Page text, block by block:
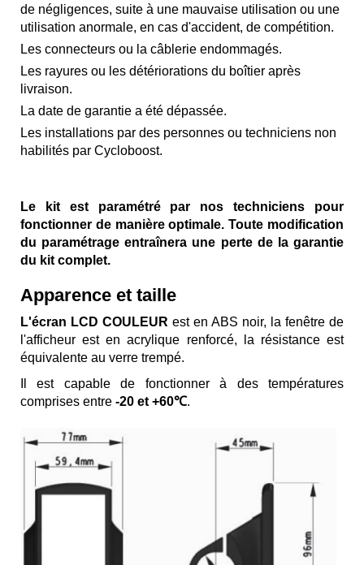
de négligences, suite à une mauvaise utilisation ou une
utilisation anormale, en cas d'accident, de compétition.
Les connecteurs ou la câblerie endommagés.
Les rayures ou les détériorations du boîtier après
livraison.
La date de garantie a été dépassée.
Les installations par des personnes ou techniciens non
habilités par Cycloboost.
Le kit est paramétré par nos techniciens pour
fonctionner de manière optimale. Toute modification
du paramétrage entraînera une perte de la garantie
du kit complet.
Apparence et taille
L'écran LCD COULEUR est en ABS noir, la fenêtre de
l'afficheur est en acrylique renforcé, la résistance est
équivalente au verre trempé.
Il est capable de fonctionner à des températures
comprises entre -20 et +60℃.